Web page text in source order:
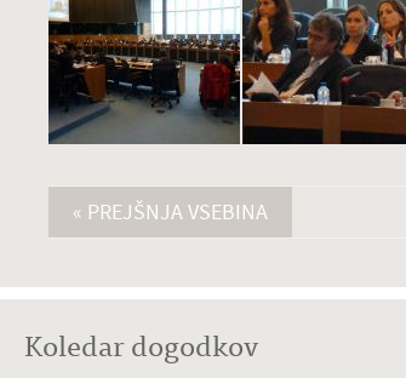
« PREJŠNJA VSEBINA
Koledar dogodkov